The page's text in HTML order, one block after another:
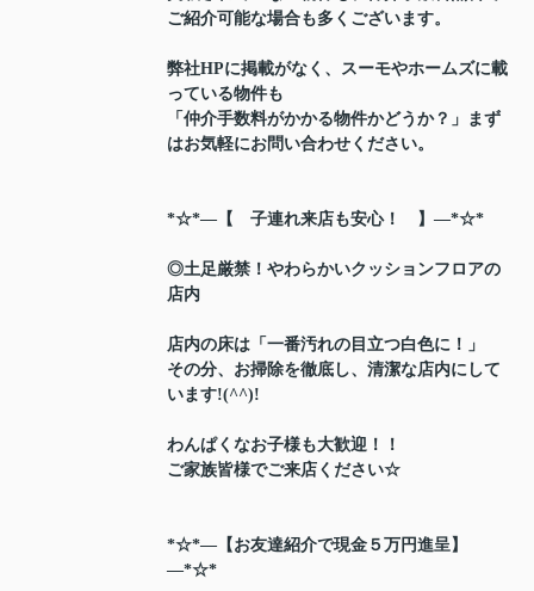
ご紹介可能な場合も多くございます。
弊社HPに掲載がなく、スーモやホームズに載
っている物件も
「仲介手数料がかかる物件かどうか？」まず
はお気軽にお問い合わせください。
*☆*―【 子連れ来店も安心！ 】―*☆*
◎土足厳禁！やわらかいクッションフロアの
店内
店内の床は「一番汚れの目立つ白色に！」
その分、お掃除を徹底し、清潔な店内にして
います!(^^)!
わんぱくなお子様も大歓迎！！
ご家族皆様でご来店ください☆
*☆*―【お友達紹介で現金５万円進呈】
―*☆*